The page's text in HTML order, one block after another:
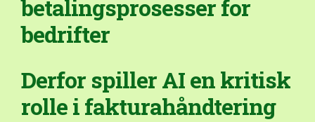
betalingsprosesser for
bedrifter
Derfor spiller AI en kritisk
rolle i fakturahåndtering